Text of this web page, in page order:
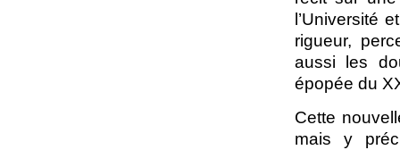
l’Université
rigueur,
aussi les
épopée du
Cette
mais y